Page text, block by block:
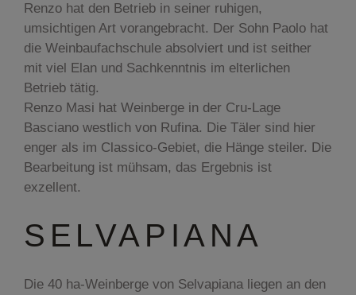
Renzo hat den Betrieb in seiner ruhigen,
umsichtigen Art vorangebracht. Der Sohn Paolo hat
die Weinbaufachschule absolviert und ist seither
mit viel Elan und Sachkenntnis im elterlichen
Betrieb tätig.
Renzo Masi hat Weinberge in der Cru-Lage
Basciano westlich von Rufina. Die Täler sind hier
enger als im Classico-Gebiet, die Hänge steiler. Die
Bearbeitung ist mühsam, das Ergebnis ist
exzellent.
SELVAPIANA
Die 40 ha-Weinberge von Selvapiana liegen an den